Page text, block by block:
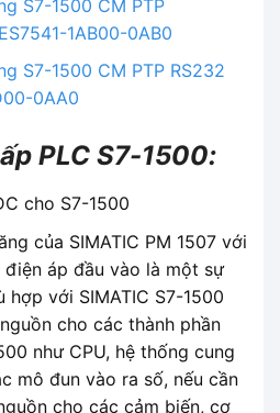
S7-1500 CM PTP
1AB00-0AB0
S7-1500 CM PTP RS232
0AA0
PLC S7-1500:
cho S7-1500
của SIMATIC PM 1507 với
điện áp đầu vào là một sự
với SIMATIC S7-1500
cho các thành phần
như CPU, hệ thống cung
mô đun vào ra số, nếu cần
cho các cảm biến, cơ